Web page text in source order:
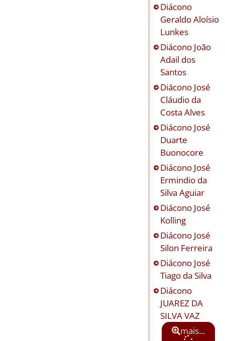
Diácono
Geraldo Aloísio
Lunkes
Diácono João
Adail dos
Santos
Diácono José
Cláudio da
Costa Alves
Diácono José
Duarte
Buonocore
Diácono José
Ermindio da
Silva Aguiar
Diácono José
Kolling
Diácono José
Silon Ferreira
Diácono José
Tiago da Silva
Diácono
JUAREZ DA
SILVA VAZ
mais...